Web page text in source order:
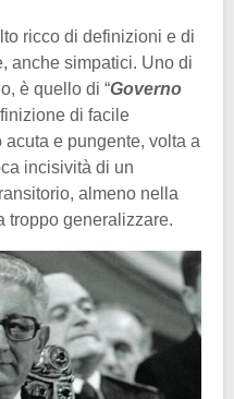
ricco di definizioni e di
anche simpatici. Uno di
è quello di “Governo
di facile
e pungente, volta a
incisività di un
almeno nella
troppo generalizzare.